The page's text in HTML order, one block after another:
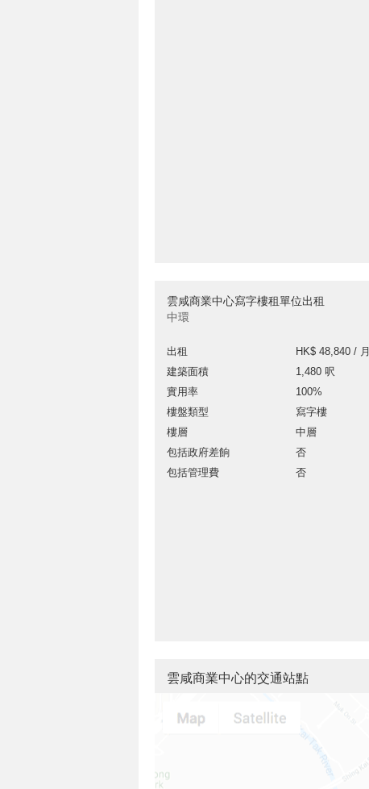
雲咸商業中心寫字樓租單位出租
中環
出租
HK$ 48,840 / 月
建築面積
1,480 呎
實用率
100%
樓盤類型
寫字樓
樓層
中層
包括政府差餉
否
包括管理費
否
雲咸商業中心的交通站點